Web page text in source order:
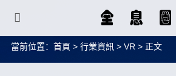
當前位置： 首頁 > 行業資訊 > VR > 正文